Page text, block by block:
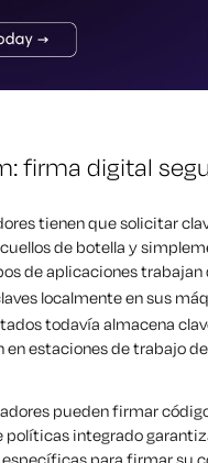
firma digital
tienen que solicitar
de botella y
de aplicaciones
localmente en sus
todavía almacena
estaciones de trabajo
pueden firmar
integrado